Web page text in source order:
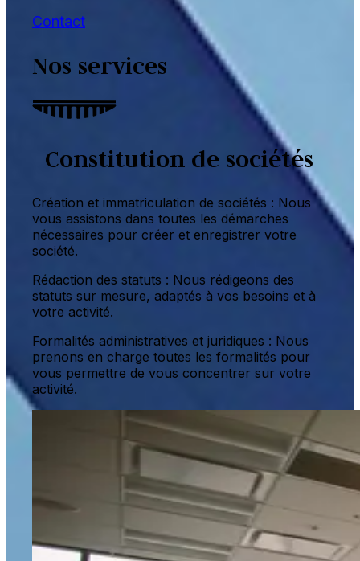
Contact
Nos services
Constitution de sociétés
Création et immatriculation de sociétés : Nous
vous assistons dans toutes les démarches
nécessaires pour créer et enregistrer votre
société.
Rédaction des statuts : Nous rédigeons des
statuts sur mesure, adaptés à vos besoins et à
votre activité.
Formalités administratives et juridiques : Nous
prenons en charge toutes les formalités pour
vous permettre de vous concentrer sur votre
activité.